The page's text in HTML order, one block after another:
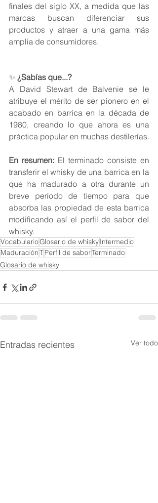
finales del siglo XX, a medida que las
marcas buscan diferenciar sus
productos y atraer a una gama más
amplia de consumidores.
✨ ¿Sabías que...?
A David Stewart de Balvenie se le
atribuye el mérito de ser pionero en el
acabado en barrica en la década de
1980, creando lo que ahora es una
práctica popular en muchas destilerías.
En resumen: El terminado consiste en
transferir el whisky de una barrica en la
que ha madurado a otra durante un
breve período de tiempo para que
absorba las propiedad de esta barrica
modificando así el perfil de sabor del
whisky.
VocabularioGlosario de whiskyIntermedio
MaduraciónTPerfil de saborTerminado
Glosario de whisky
Entradas recientes Ver todo